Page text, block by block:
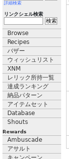
詳細検索
リンクシェル検索
Browse
Recipes
バザー
ウィッシュリスト
XNM
レリック所持一覧
達成ランキング
納品パターン
アイテムセット
Database
Shouts
Rewards
Ambuscade
アサルト
キャンペーン